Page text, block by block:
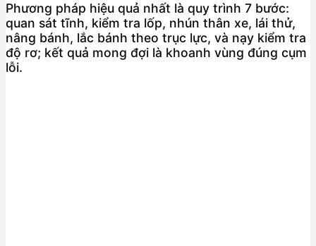
Phương pháp hiệu quả nhất là quy trình 7 bước:
quan sát tĩnh, kiểm tra lốp, nhún thân xe, lái thử,
nâng bánh, lắc bánh theo trục lực, và nạy kiểm tra
độ rơ; kết quả mong đợi là khoanh vùng đúng cụm
lỗi.